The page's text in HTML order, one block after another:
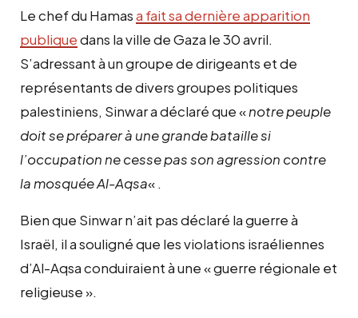
Le chef du Hamasa fait sa dernière apparition
publiquedans la ville de Gaza le 30 avril.
S’adressant à un groupe de dirigeants et de
représentants de divers groupes politiques
palestiniens, Sinwar a déclaré que «notre peuple
doit se préparer à une grande bataille si
l’occupation ne cesse pas son agression contre
la mosquée Al-Aqsa« .
Bien que Sinwar n’ait pas déclaré la guerre à
Israël, il a souligné que les violations israéliennes
d’Al-Aqsa conduiraient à une « guerre régionale et
religieuse ».